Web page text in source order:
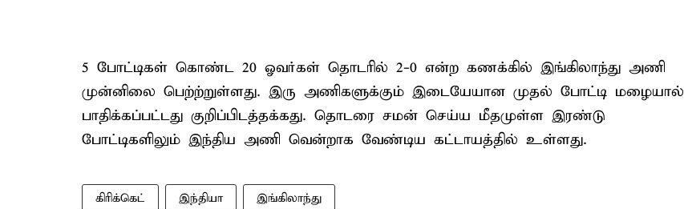
5 போட்டிகள் கொண்ட 20 ஓவர்கள் தொடரில் 2-0 என்ற கணக்கில் இங்கிலாந்து அணி
முன்னிலை பெற்ற்றுள்ளது. இரு அணிகளுக்கும் இடையேயான முதல் போட்டி மழையால்
பாதிக்கப்பட்டது குறிப்பிடத்தக்கது. தொடரை சமன் செய்ய மீதமுள்ள இரண்டு
போட்டிகளிலும் இந்திய அணி வென்றாக வேண்டிய கட்டாயத்தில் உள்ளது.
கிரிக்கெட் இந்தியா இங்கிலாந்து